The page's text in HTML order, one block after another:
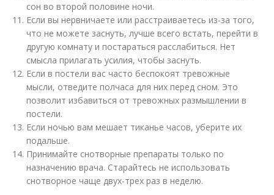
сон во второй половине ночи.
Если вы нервничаете или расстраиваетесь из-за того,
что не можете заснуть, лучше всего встать, перейти в
другую комнату и постараться расслабиться. Нет
смысла прилагать усилия, чтобы заснуть.
Если в постели вас часто беспокоят тревожные
мысли, отведите полчаса для них перед сном. Это
позволит избавиться от тревожных размышлении в
постели.
Если ночью вам мешает тиканье часов, уберите их
подальше.
Принимайте снотворные препараты только по
назначению врача. Старайтесь не использовать
снотворное чаще двух-трех раз в неделю.